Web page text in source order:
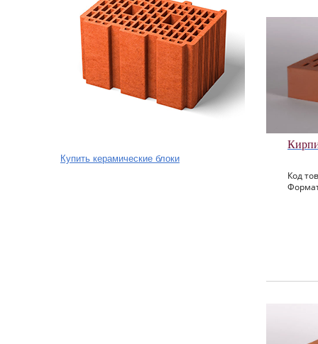
Купить керамические блоки
Код